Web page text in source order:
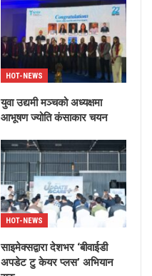
HOT-NEWS
युवा उद्यमी मञ्चको अध्यक्षमा
आभूषण ज्योति कंसाकार चयन
HOT-NEWS
साइमेक्सद्वारा देशभर ‘बीवाईडी
अपडेट टु केयर प्लस’ अभियान